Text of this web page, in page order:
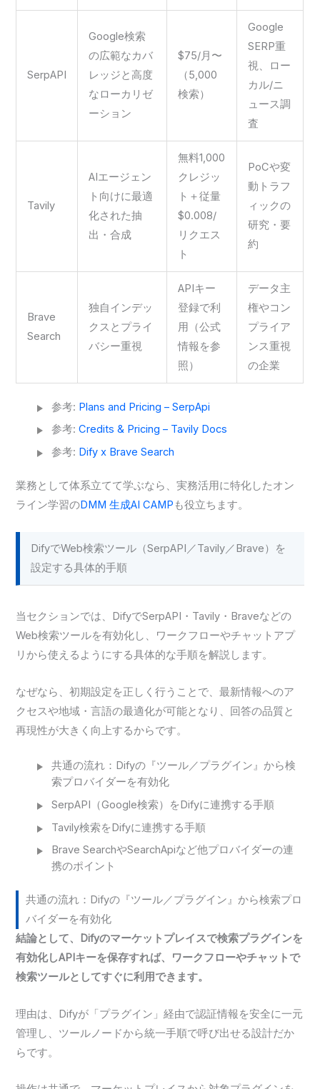
SerpAPI
Google検索
の広範なカバ
レッジと高度
なローカリゼ
ーション
$75/月〜
（5,000
検索）
Google
SERP重
視、ロー
カル/ニ
ュース調
査
Tavily
AIエージェン
ト向けに最適
化された抽
出・合成
無料1,000
クレジッ
ト＋従量
$0.008/
リクエス
ト
PoCや変
動トラフ
ィックの
研究・要
約
Brave
Search
独自インデッ
クスとプライ
バシー重視
APIキー
登録で利
用（公式
情報を参
照）
データ主
権やコン
プライア
ンス重視
の企業
参考: Plans and Pricing – SerpApi
参考:Credits & Pricing – Tavily Docs
参考: Dify x Brave Search
業務として体系立てて学ぶなら、実務活用に特化したオン
ライン学習のDMM 生成AI CAMP も役立ちます。
DifyでWeb検索ツール（SerpAPI／Tavily／Brave）を
設定する具体的手順
当セクションでは、DifyでSerpAPI・Tavily・Braveなどの
Web検索ツールを有効化し、ワークフローやチャットアプ
リから使えるようにする具体的な手順を解説します。
なぜなら、初期設定を正しく行うことで、最新情報へのア
クセスや地域・言語の最適化が可能となり、回答の品質と
再現性が大きく向上するからです。
共通の流れ：Difyの『ツール／プラグイン』から検
索プロバイダーを有効化
SerpAPI（Google検索）をDifyに連携する手順
Tavily検索をDifyに連携する手順
Brave SearchやSearchApiなど他プロバイダーの連
携のポイント
共通の流れ：Difyの『ツール／プラグイン』から検索プロ
バイダーを有効化
結論として、Difyのマーケットプレイスで検索プラグインを
有効化しAPIキーを保存すれば、ワークフローやチャットで
検索ツールとしてすぐに利用できます。
理由は、Difyが「プラグイン」経由で認証情報を安全に一元
管理し、ツールノードから統一手順で呼び出せる設計だか
らです。